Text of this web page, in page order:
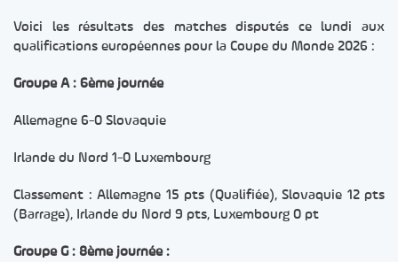
Voici les résultats des matches disputés ce lundi aux
qualifications européennes pour la Coupe du Monde 2026 :
Groupe A : 6ème journée
Allemagne 6-0 Slovaquie
Irlande du Nord 1-0 Luxembourg
Classement : Allemagne 15 pts (Qualifiée), Slovaquie 12 pts
(Barrage), Irlande du Nord 9 pts, Luxembourg 0 pt
Groupe G : 8ème journée :